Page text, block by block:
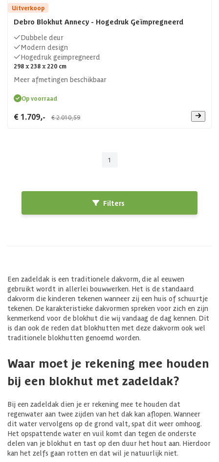
Uitverkoop
Debro Blokhut Annecy - Hogedruk Geïmpregneerd
Dubbele deur
Modern design
Hogedruk geimpregneerd
298 x 238 x 220 cm
Meer afmetingen beschikbaar
Op voorraad
€ 1.709,- € 2.010,59
1
Filters
Een zadeldak is een traditionele dakvorm, die al eeuwen
gebruikt wordt in allerlei bouwwerken. Het is de standaard
dakvorm die kinderen tekenen wanneer zij een huis of schuurtje
tekenen. De karakteristieke dakvormen spreken voor zich en zijn
kenmerkend voor de blokhut die wij vandaag de dag kennen. Dit
is dan ook de reden dat blokhutten met deze dakvorm ook wel
traditionele blokhutten genoemd worden.
Waar moet je rekening mee houden
bij een blokhut met zadeldak?
Bij een zadeldak dien je er rekening mee te houden dat
regenwater aan twee zijden van het dak kan aflopen. Wanneer
dit water vervolgens op de grond valt, spat dit weer omhoog.
Het opspattende water en vuil komt dan tegen de onderste
delen van je blokhut en tast op den duur het hout aan. Hierdoor
kan het zelfs gaan rotten en dat wil je natuurlijk niet.